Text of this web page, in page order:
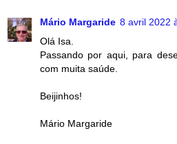
Mário Margaride 8 avril 2022
Olá Isa.
Passando por aqui, para
com muita saúde.
Beijinhos!
Mário Margaride